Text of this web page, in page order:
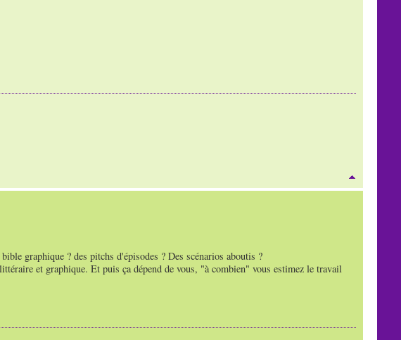
graphique ? des pitchs d'épisodes ? Des scénarios aboutis ?
et graphique. Et puis ça dépend de vous, "à combien" vous estimez le travail